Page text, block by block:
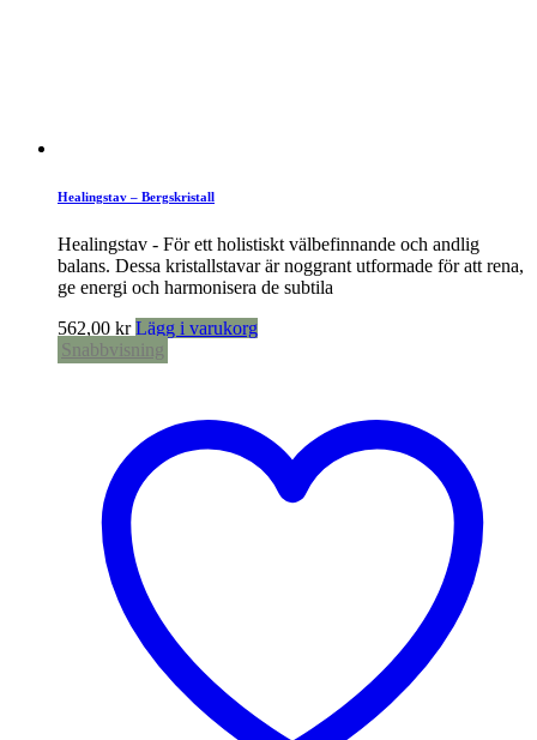
Healingstav – Bergskristall
Healingstav - För ett holistiskt välbefinnande och andlig
balans. Dessa kristallstavar är noggrant utformade för att rena,
ge energi och harmonisera de subtila
562,00 kr Lägg i varukorg
Snabbvisning